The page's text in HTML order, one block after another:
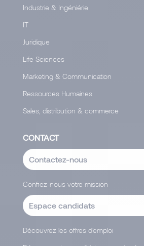
Industrie & Ingéniérie
IT
Juridique
Life Sciences
Marketing & Communication
Ressources Humaines
Sales, distribution & commerce
CONTACT
Contactez-nous
Confiez-nous votre mission
Espace candidats
Découvrez les offres d'emploi